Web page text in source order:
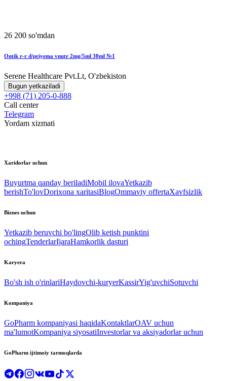
26 200 so'mdan
Ontik r-r d/priyema vnutr 2mg/5ml 30ml №1
Serene Healthcare Pvt.Lt, O'zbekiston
Bugun yetkaziladi
+998 (71) 205-0-888
Call center
Telegram
Yordam xizmati
Xaridorlar uchun
Buyurtma qanday beriladiMobil ilovaYetkazib
berishTo'lovDorixona xaritasiBlogOmmaviy offertaXavfsizlik
Biznes uchun
Yetkazib beruvchi bo'lingOlib ketish punktini
ochingTenderlarIjaraHamkorlik dasturi
Karyera
Bo'sh ish o'rinlariHaydovchi-kuryerKassirYig'uvchiSotuvchi
Kompaniya
GoPharm kompaniyasi haqidaKontaktlarOAV uchun
ma'lumotKompaniya siyosatiInvestorlar va aksiyadorlar uchun
GoPharm ijtimoiy tarmoqlarda